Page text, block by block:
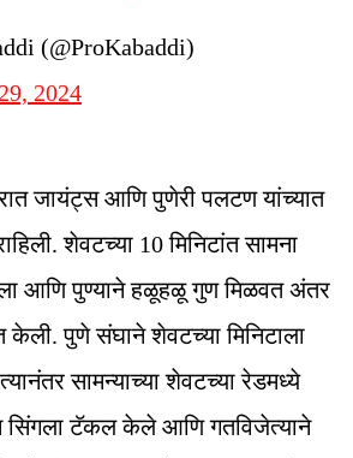
(@ProKabaddi)
2024
जायंट्स आणि पुणेरी पलटण यांच्यात
शेवटच्या 10 मिनिटांत सामना
आणि पुण्याने हळूहळू गुण मिळवत अंतर
पुणे संघाने शेवटच्या मिनिटाला
सामन्याच्या शेवटच्या रेडमध्ये
सिंगला टॅकल केले आणि गतविजेत्याने